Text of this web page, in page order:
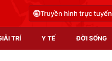
Truyền hình trực tuyến
TRÍ Y TẾ ĐỜI SỐNG